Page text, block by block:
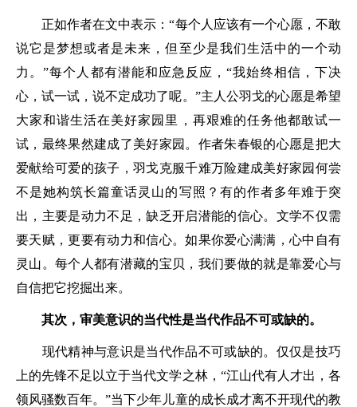
正如作者在文中表示：“每个人应该有一个心愿，不敢
说它是梦想或者是未来，但至少是我们生活中的一个动
力。”每个人都有潜能和应急反应，“我始终相信，下决
心，试一试，说不定成功了呢。”主人公羽戈的心愿是希望
大家和谐生活在美好家园里，再艰难的任务他都敢试一
试，最终果然建成了美好家园。作者朱春银的心愿是把大
爱献给可爱的孩子，羽戈克服千难万险建成美好家园何尝
不是她构筑长篇童话灵山的写照？有的作者多年难于突
出，主要是动力不足，缺乏开启潜能的信心。文学不仅需
要天赋，更要有动力和信心。如果你爱心满满，心中自有
灵山。每个人都有潜藏的宝贝，我们要做的就是靠爱心与
自信把它挖掘出来。
其次，审美意识的当代性是当代作品不可或缺的。
现代精神与意识是当代作品不可或缺的。仅仅是技巧
上的先锋不足以立于当代文学之林，“江山代有人才出，各
领风骚数百年。”当下少年儿童的成长成才离不开现代的教